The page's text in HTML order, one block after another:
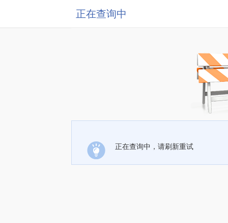
正在查询中
正在查询中，请刷新重试